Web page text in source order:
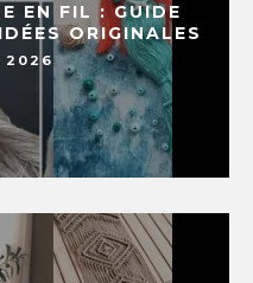
EN FIL : GUIDE
ORIGINALES
2026